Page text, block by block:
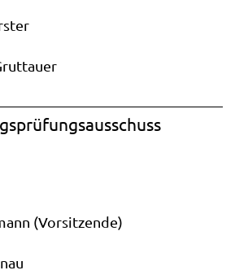
(Vorsitzende)